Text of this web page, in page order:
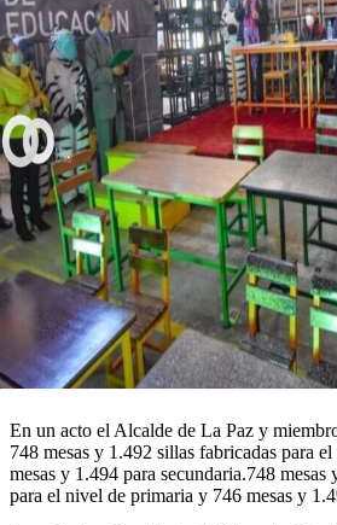
En un acto el Alcalde de La Paz y
748 mesas y 1.492 sillas fabricadas para
mesas y 1.494 para secundaria.748
para el nivel de primaria y 746 mesas y